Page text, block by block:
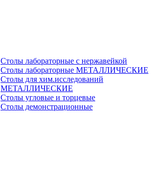
Столы лабораторные с нержавейкой
Столы лабораторные МЕТАЛЛИЧЕСКИЕ
Столы для хим.исследований
МЕТАЛЛИЧЕСКИЕ
Столы угловые и торцевые
Столы демонстрационные